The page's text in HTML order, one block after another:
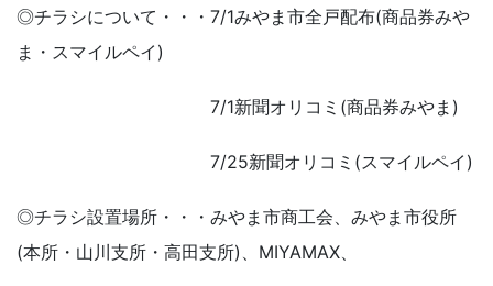
◎チラシについて・・・7/1みやま市全戸配布(商品券みや
ま・スマイルペイ)
7/1新聞オリコミ(商品券みやま)
7/25新聞オリコミ(スマイルペイ)
◎チラシ設置場所・・・みやま市商工会、みやま市役所
(本所・山川支所・高田支所)、MIYAMAX、